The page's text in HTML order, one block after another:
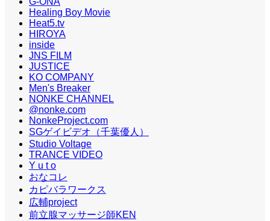
Healing Boy Movie
Heat5.tv
HIROYA
inside
JNS FILM
JUSTICE
KO COMPANY
Men's Breaker
NONKE CHANNEL
@nonke.com
NonkeProject.com
SGゲイビデオ（千葉優人）
Studio Voltage
TRANCE VIDEO
Y u t o
おなコレ
カピバラワークス
広輔project
前立腺マッサージ師KEN